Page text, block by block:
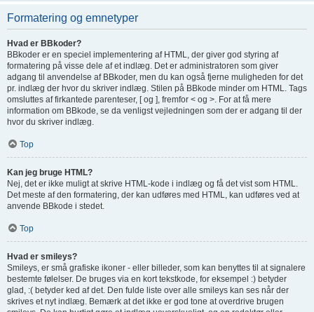
Formatering og emnetyper
Hvad er BBkoder?
BBkoder er en speciel implementering af HTML, der giver god styring af
formatering på visse dele af et indlæg. Det er administratoren som giver
adgang til anvendelse af BBkoder, men du kan også fjerne muligheden for det
pr. indlæg der hvor du skriver indlæg. Stilen på BBkode minder om HTML. Tags
omsluttes af firkantede parenteser, [ og ], fremfor < og >. For at få mere
information om BBkode, se da venligst vejledningen som der er adgang til der
hvor du skriver indlæg.
Top
Kan jeg bruge HTML?
Nej, det er ikke muligt at skrive HTML-kode i indlæg og få det vist som HTML.
Det meste af den formatering, der kan udføres med HTML, kan udføres ved at
anvende BBkode i stedet.
Top
Hvad er smileys?
Smileys, er små grafiske ikoner - eller billeder, som kan benyttes til at signalere
bestemte følelser. De bruges via en kort tekstkode, for eksempel :) betyder
glad, :( betyder ked af det. Den fulde liste over alle smileys kan ses når der
skrives et nyt indlæg. Bemærk at det ikke er god tone at overdrive brugen